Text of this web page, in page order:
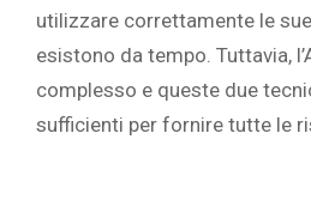
utilizzare correttamente le
esistono da tempo. Tuttavia,
complesso e queste due
sufficienti per fornire tutte le